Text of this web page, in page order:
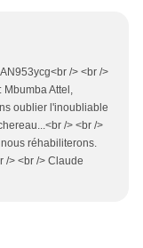
/> <br />
Attel,
oublier l'inoubliable
/> <br />
réhabiliterons.
/> <br /> Claude